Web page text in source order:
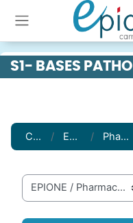
Passer au contenu principal
Panneau latéral
S1- BASES
Cours EPIONE Pharmacie
Catégories de cours